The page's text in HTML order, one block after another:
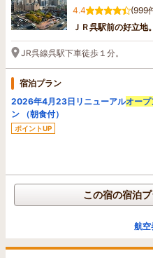
4.4
(999
ＪＲ呉駅前の好立地
JR呉線呉駅下車徒歩１分。
宿泊プラン
2026年4月23日リニューアルオープ
ン （朝食付）
ポイントUP
この宿の宿泊
航空